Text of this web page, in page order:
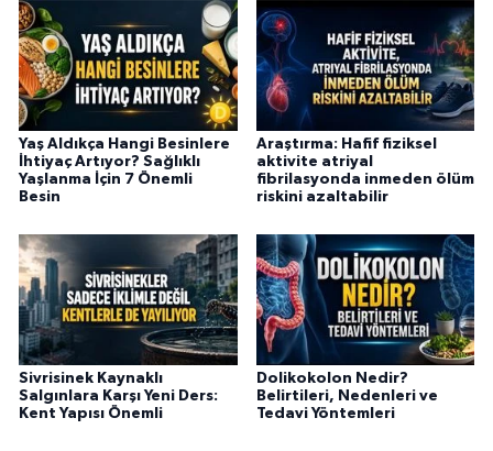
Yaş Aldıkça Hangi Besinlere
İhtiyaç Artıyor? Sağlıklı
Yaşlanma İçin 7 Önemli
Besin
Araştırma: Hafif fiziksel
aktivite atriyal
fibrilasyonda inmeden ölüm
riskini azaltabilir
Sivrisinek Kaynaklı
Salgınlara Karşı Yeni Ders:
Kent Yapısı Önemli
Dolikokolon Nedir?
Belirtileri, Nedenleri ve
Tedavi Yöntemleri